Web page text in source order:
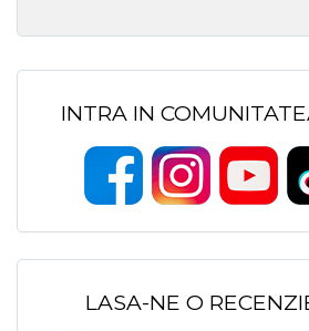
INTRA IN
LASA-NE O